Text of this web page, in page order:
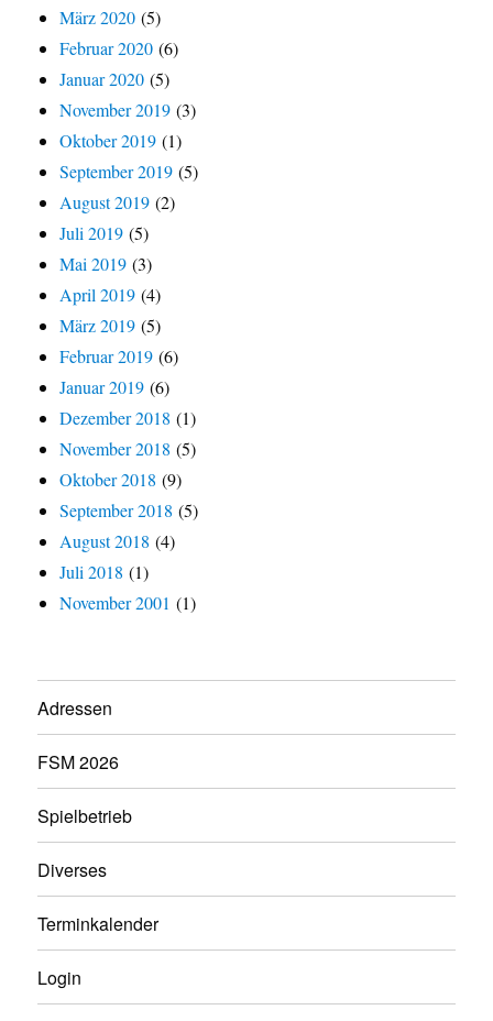
März 2020 (5)
Februar 2020 (6)
Januar 2020 (5)
November 2019 (3)
Oktober 2019 (1)
September 2019 (5)
August 2019 (2)
Juli 2019 (5)
Mai 2019 (3)
April 2019 (4)
März 2019 (5)
Februar 2019 (6)
Januar 2019 (6)
Dezember 2018 (1)
November 2018 (5)
Oktober 2018 (9)
September 2018 (5)
August 2018 (4)
Juli 2018 (1)
November 2001 (1)
Adressen
FSM 2026
Spielbetrieb
Diverses
Terminkalender
Login